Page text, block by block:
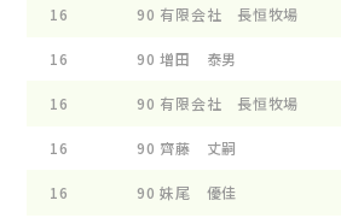
16 90 有限会社 長恒牧場
16 90 増田 泰男
16 90 有限会社 長恒牧場
16 90 齊藤 丈嗣
16 90 妹尾 優佳